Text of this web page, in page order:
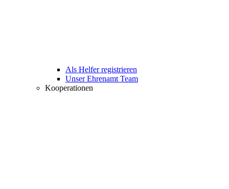
Als Helfer registrieren
Unser Ehrenamt Team
Kooperationen